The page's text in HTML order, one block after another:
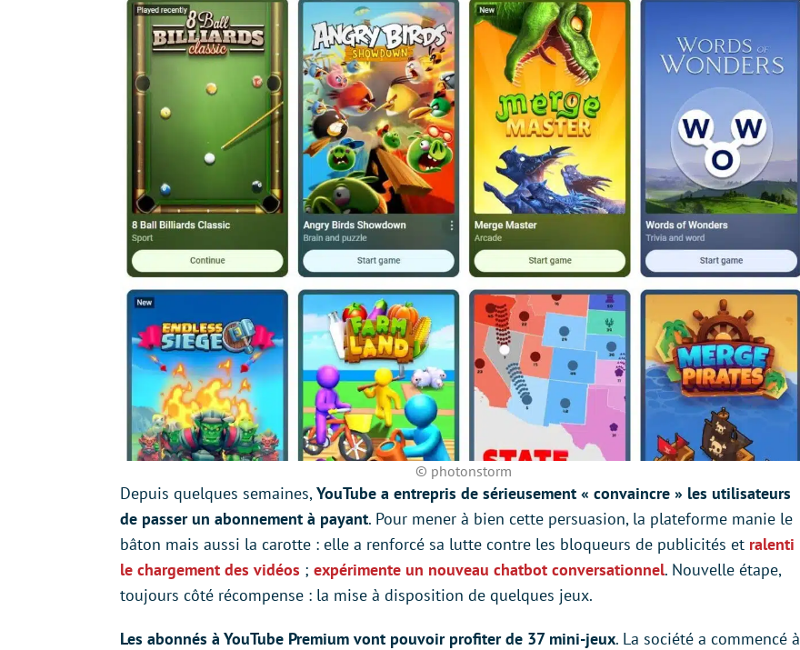
© photonstorm
Depuis quelques semaines,YouTube a entrepris de sérieusement « convaincre » les utilisateurs
de passer un abonnement à payant. Pour mener à bien cette persuasion, la plateforme manie le
bâton mais aussi la carotte : elle a renforcé sa lutte contre les bloqueurs de publicités et ralenti
le chargement des vidéos ; expérimente un nouveau chatbot conversationnel. Nouvelle étape,
toujours côté récompense : la mise à disposition de quelques jeux.
Les abonnés à YouTube Premium vont pouvoir profiter de 37 mini-jeux. La société a commencé à